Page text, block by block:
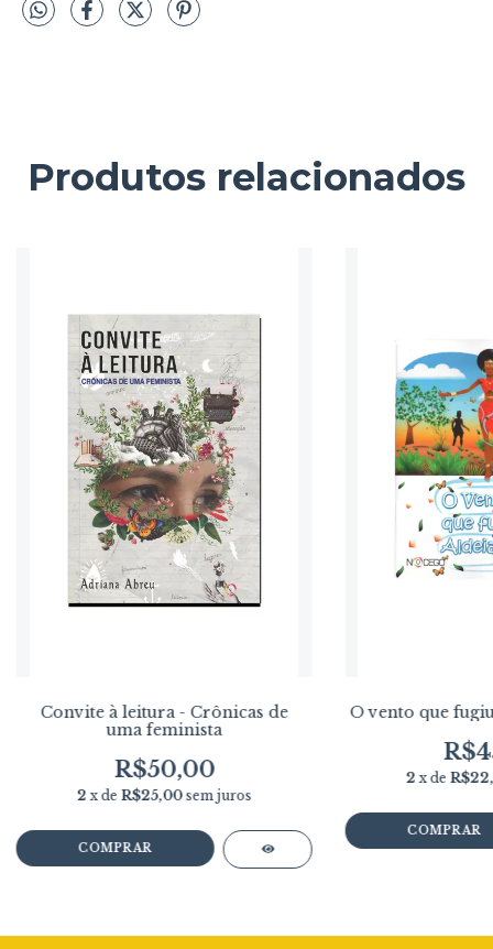
Produtos relacionados
Convite à leitura - Crônicas de
uma feminista
R$50,00
2 x de R$25,00 sem juros
O vento que
2 x de